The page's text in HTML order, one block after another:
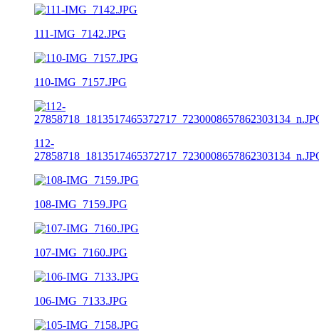
111-IMG_7142.JPG
110-IMG_7157.JPG
112-
108-IMG_7159.JPG
107-IMG_7160.JPG
106-IMG_7133.JPG